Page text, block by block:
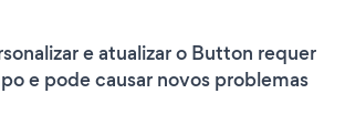
e atualizar o Button requer
e pode causar novos problemas